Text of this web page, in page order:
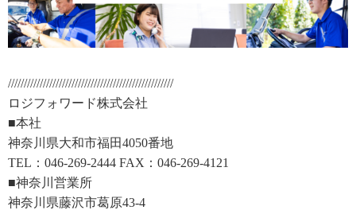
////////////////////////////////////////////////////
ロジフォワード株式会社
■本社
神奈川県大和市福田4050番地
TEL：046-269-2444 FAX：046-269-4121
■神奈川営業所
神奈川県藤沢市葛原43-4